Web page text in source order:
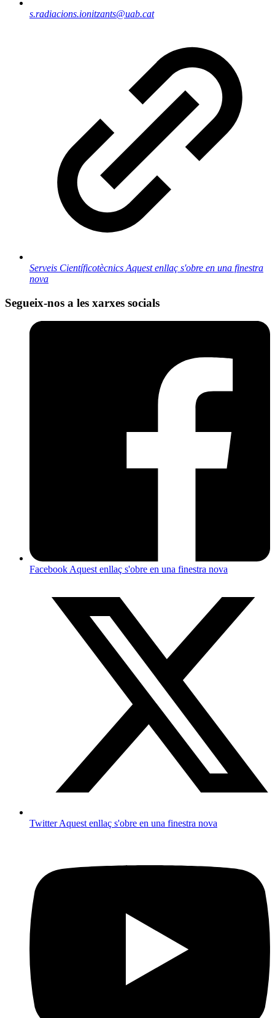
s.radiacions.ionitzants@uab.cat
Serveis Científicotècnics Aquest enllaç s'obre en una finestra
nova
Segueix-nos a les xarxes socials
FacebookAquest enllaç s'obre en una finestra nova
TwitterAquest enllaç s'obre en una finestra nova